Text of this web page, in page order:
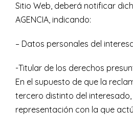
Sitio Web, deberá notificar
AGENCIA, indicando:
– Datos personales del
-Titular de los derechos
En el supuesto de que la
tercero distinto del
representación con la que